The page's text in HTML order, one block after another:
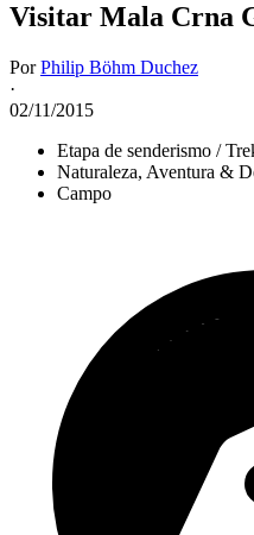
Visitar Mala Crna
PorPhilip Böhm Duchez
·
02/11/2015
Etapa de senderismo /
Naturaleza, Aventura &
Campo